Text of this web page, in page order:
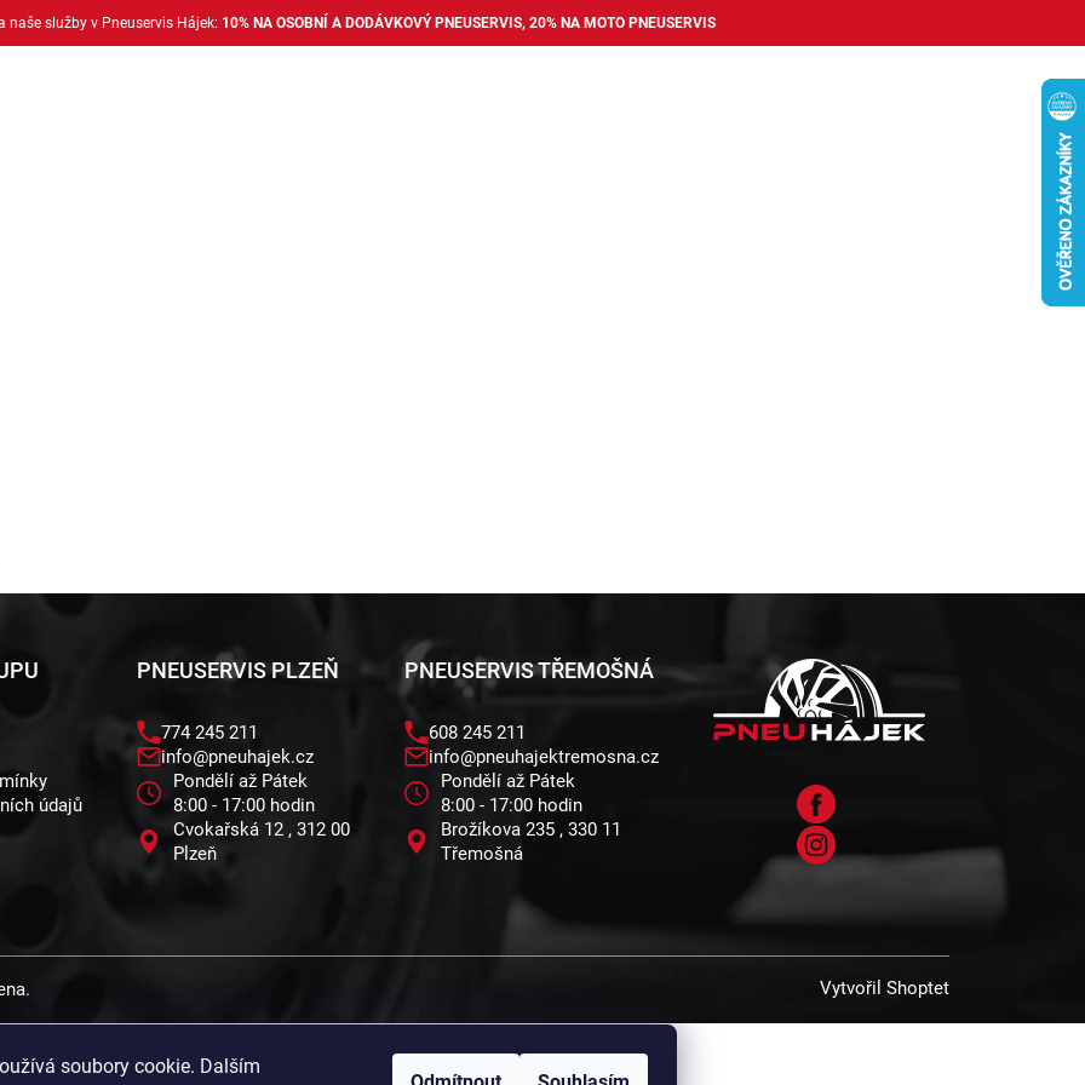
soubory cookie. Dalším
naše služby v Pneuservis Hájek: 10% NA OSOBNÍ A DODÁVKOVÝ PNEUSERVIS, 20% NA MOTO PNEUSERVIS
Nákupní
údajů
PNEUSERVIS PLZEŇ
774 245 211
info@pneuhajek.cz
Pondělí až Pátek
8:00 - 17:00 hodin
Cvokařská 12 , 312 00
Plzeň
PNEUSERVIS TŘEMOŠNÁ
608 245 211
info@pneuhajektremosna.cz
Pondělí až Pátek
8:00 - 17:00 hodin
Brožíkova 235 , 330 11
Třemošná
Vytvořil Shoptet